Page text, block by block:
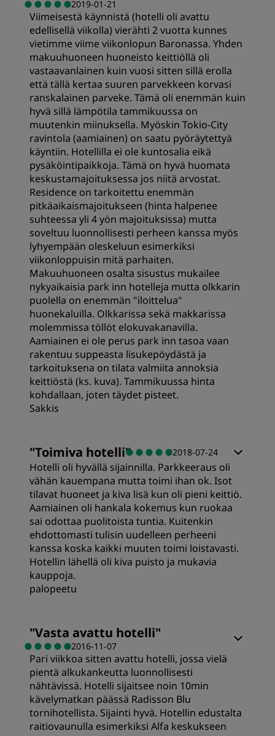
Hinta-laatusuhde
Nukkuminen
Sijainti
Siisteys
Palvelu
2019-01-21
Viimeisestä käynnistä (hotelli oli avattu
edellisellä viikolla) vierähti 2 vuotta kunnes
vietimme viime viikonlopun Baronassa. Yhden
makuuhuoneen huoneisto keittiöllä oli
vastaavanlainen kuin vuosi sitten sillä erolla
että tällä kertaa suuren parvekkeen korvasi
ranskalainen parveke. Tämä oli enemmän kuin
hyvä sillä lämpötila tammikuussa on
muutenkin miinuksella. Myöskin Tokio-City
ravintola (aamiainen) on saatu pyöräytettyä
käyntiin. Hotellilla ei ole kuntosalia eikä
pysäköintipaikkoja. Tämä on hyvä huomata
keskustamajoituksessa jos niitä arvostat.
Residence on tarkoitettu enemmän
pitkäaikaismajoitukseen (hinta halpenee
suhteessa yli 4 yön majoituksissa) mutta
soveltuu luonnollisesti perheen kanssa myös
lyhyempään oleskeluun esimerkiksi
viikonloppuisin mitä parhaiten.
Makuuhuoneen osalta sisustus mukailee
nykyaikaisia park inn hotelleja mutta olkkarin
puolella on enemmän "iloittelua"
huonekaluilla. Olkkarissa sekä makkarissa
molemmissa töllöt elokuvakanavilla.
Aamiainen ei ole perus park inn tasoa vaan
rakentuu suppeasta lisukepöydästä ja
tarkoituksena on tilata valmiita annoksia
keittiöstä (ks. kuva). Tammikuussa hinta
kohdallaan, joten täydet pisteet.
Sakkis
Siisteys
Palvelu
"Toimiva hotelli" 2018-07-24
Hotelli oli hyvällä sijainnilla. Parkkeeraus oli
vähän kauempana mutta toimi ihan ok. Isot
tilavat huoneet ja kiva lisä kun oli pieni keittiö.
Aamiainen oli hankala kokemus kun ruokaa
sai odottaa puolitoista tuntia. Kuitenkin
ehdottomasti tulisin uudelleen perheeni
kanssa koska kaikki muuten toimi loistavasti.
Hotellin lähellä oli kiva puisto ja mukavia
kauppoja.
palopeetu
Hinta-laatusuhde
Nukkuminen
"Vasta avattu hotelli"
2016-11-07
Pari viikkoa sitten avattu hotelli, jossa vielä
pientä alkukankeutta luonnollisesti
nähtävissä. Hotelli sijaitsee noin 10min
kävelymatkan päässä Radisson Blu
tornihotellista. Sijainti hyvä. Hotellin edustalta
raitiovaunulla esimerkiksi Alfa keskukseen